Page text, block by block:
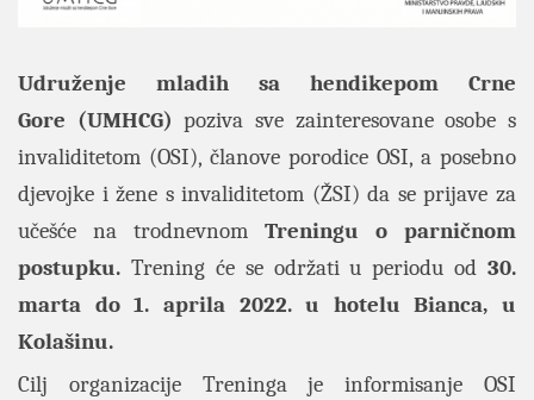
Udruženje mladih sa hendikepom Crne
Gore (UMHCG) poziva sve zainteresovane osobe s
invaliditetom (OSI), članove porodice OSI, a posebno
djevojke i žene s invaliditetom (ŽSI) da se prijave za
učešće na trodnevnom Treningu o parničnom
postupku. Trening će se održati u periodu od 30.
marta do 1. aprila 2022. u hotelu Bianca, u
Kolašinu.
Cilj organizacije Treninga je informisanje OSI